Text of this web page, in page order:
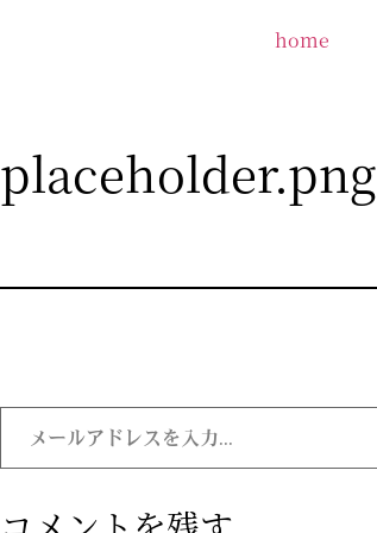
home
placeholder.png